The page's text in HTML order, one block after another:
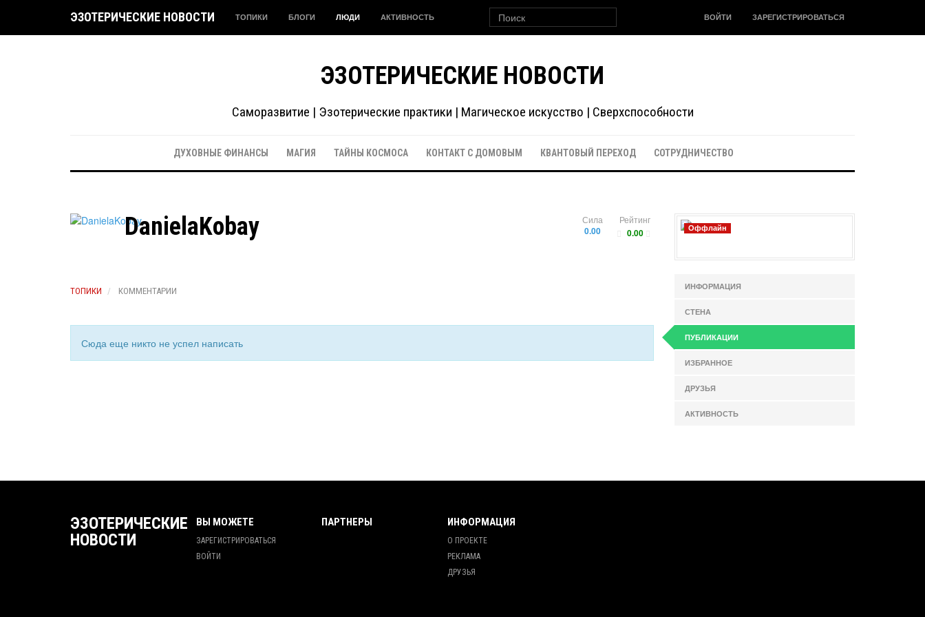
ЭЗОТЕРИЧЕСКИЕ НОВОСТИ ТОПИКИ БЛОГИ ЛЮДИ АКТИВНОСТЬ ВОЙТИ ЗАРЕГИСТРИРОВАТЬСЯ
ЭЗОТЕРИЧЕСКИЕ НОВОСТИ
Саморазвитие | Эзотерические практики | Магическое искусство | Сверхспособности
ДУХОВНЫЕ ФИНАНСЫ МАГИЯ ТАЙНЫ КОСМОСА КОНТАКТ С ДОМОВЫМ КВАНТОВЫЙ ПЕРЕХОД СОТРУДНИЧЕСТВО
Рейтинг
0.00
Сила
0.00
DanielaKobay
ТОПИКИ КОММЕНТАРИИ
Сюда еще никто не успел написать
Оффлайн
ИНФОРМАЦИЯ
СТЕНА
ПУБЛИКАЦИИ
ИЗБРАННОЕ
ДРУЗЬЯ
АКТИВНОСТЬ
ЭЗОТЕРИЧЕСКИЕ
НОВОСТИ
ВЫ МОЖЕТЕ
ЗАРЕГИСТРИРОВАТЬСЯ
ВОЙТИ
ПАРТНЕРЫ ИНФОРМАЦИЯ
О ПРОЕКТЕ
РЕКЛАМА
ДРУЗЬЯ